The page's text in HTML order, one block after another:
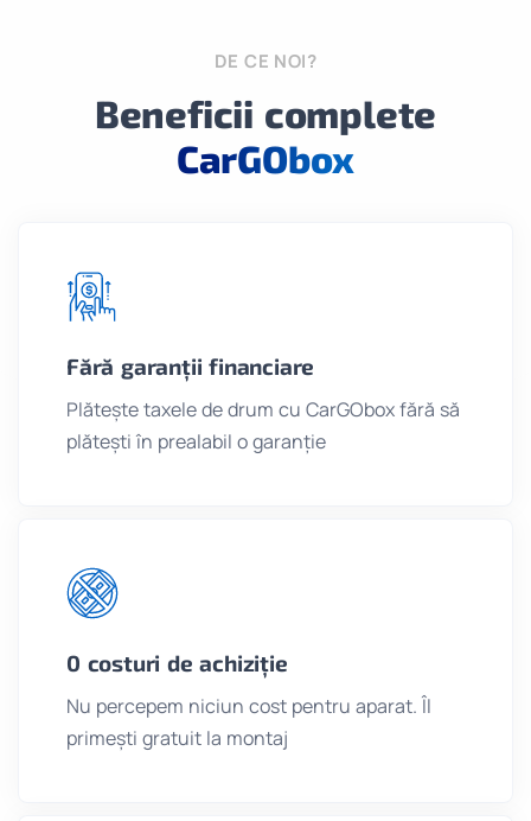
DE CE NOI?
Beneficii complete
CarGObox
Fără garanții financiare
Plătește taxele de drum cu CarGObox fără să
plătești în prealabil o garanție
0 costuri de achiziție
Nu percepem niciun cost pentru aparat. Îl
primești gratuit la montaj